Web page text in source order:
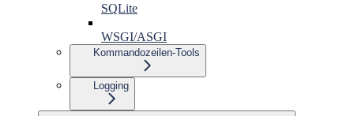
SQLite
WSGI/ASGI
Kommandozeilen-Tools
Logging